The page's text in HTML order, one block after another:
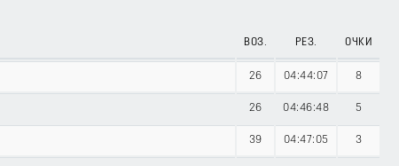
ВОЗ. РЕЗ. ОЧКИ
26 04:44:07 8
26 04:46:48 5
39 04:47:05 3